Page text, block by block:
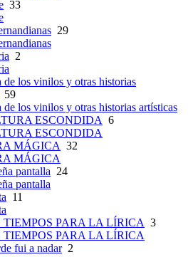
33
29
2
de los vinilos y otras historias
59
de los vinilos y otras historias artísticas
ESCONDIDA 6
ESCONDIDA
MÁGICA 32
MÁGICA
pantalla 24
pantalla
11
PARA LA LÍRICA 3
PARA LA LÍRICA
fui a nadar2